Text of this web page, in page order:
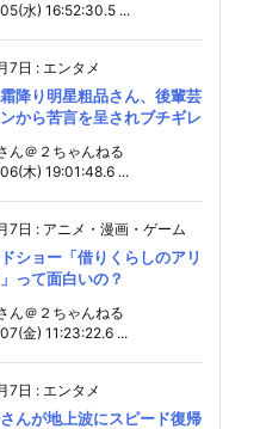
水) 16:52:30.5 ...
7日 : エンタメ
霜降り明星粗品さん、後輩芸
から苦言を呈されブチギレ
ん＠２ちゃんねる
木) 19:01:48.6 ...
7日 : アニメ・漫画・ゲーム
ショー「借りくらしのアリ
って面白いの？
ん＠２ちゃんねる
金) 11:23:22.6 ...
7日 : エンタメ
んが地上波にスピード復帰